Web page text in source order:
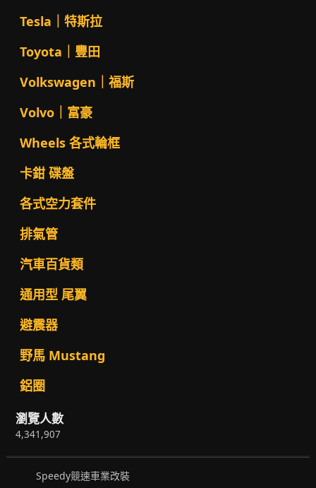
Tesla｜特斯拉
Toyota｜豐田
Volkswagen｜福斯
Volvo｜富豪
Wheels 各式輪框
卡鉗 碟盤
各式空力套件
排氣管
汽車百貨類
通用型 尾翼
避震器
野馬 Mustang
鋁圈
瀏覽人數
4,341,907
Speedy競速車業改裝